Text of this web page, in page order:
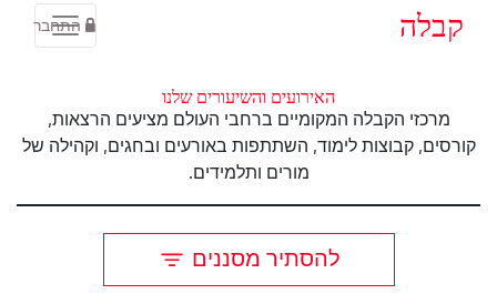
קבלה התחבר
האירועים והשיעורים שלנו
מרכזי הקבלה המקומיים ברחבי העולם מציעים הרצאות,
קורסים, קבוצות לימוד, השתתפות באורעים ובחגים, וקהילה של
מורים ותלמידים.
להסתיר מסננים